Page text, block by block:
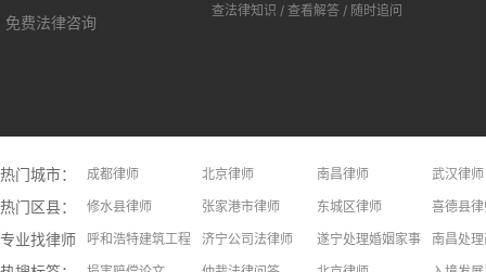
免费法律咨询
查法律知识 / 查看解答 / 随时追问
热门城市： 成都律师 北京律师 南昌律师
武汉律师
长沙律师
上饶律师 大连律师 长春律师
热门区县： 修水县律师 张家港市律师 东城区律师 喜德县
专业找律师：呼和浩特建筑工程律师济宁公司法律师 遂宁处理婚姻家事问题律师
南昌处